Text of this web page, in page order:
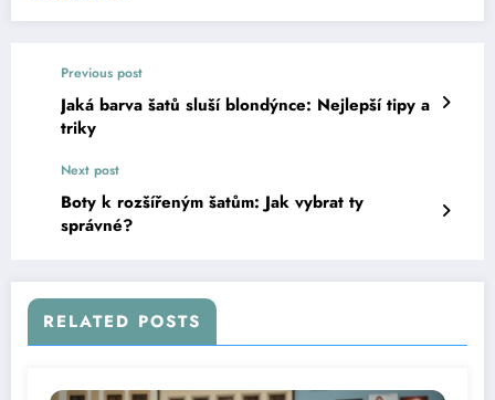
Previous post
Jaká barva šatů sluší blondýnce: Nejlepší tipy a
triky
Next post
Boty k rozšířeným šatům: Jak vybrat ty
správné?
RELATED POSTS